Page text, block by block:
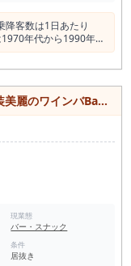
客数は1日あたり
年代から1990年代
自体の数が大変多いた
アのひとつと言える。
レス ディセ 代官山ヒ
） 漆器 山田平安堂 代
り SPRING VALLEY
99,414円 最低坪単
賃料
坪単価 2024年 41,140
年 33,336円
ンバBar居抜き店舗！
現業態
バー・スナック
条件
居抜き